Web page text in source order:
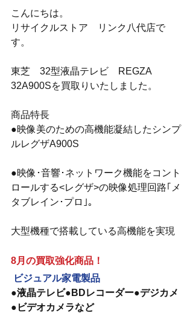
こんにちは。
リサイクルストア　リンク八代店で
す。
東芝　32型液晶テレビ　REGZA
32A900Sを買取りいたしました。
商品特長
●映像美のための高機能凝結したシンプ
ルレグザA900S
●映像･音響･ネットワーク機能をコント
ロールする<レグザ>の映像処理回路｢メ
タブレイン･プロ｣。
大型機種で搭載している高機能を実現
8月の買取強化商品！
ビジュアル家電製品
●液晶テレビ●BDレコーダー●デジカメ
●ビデオカメラなど